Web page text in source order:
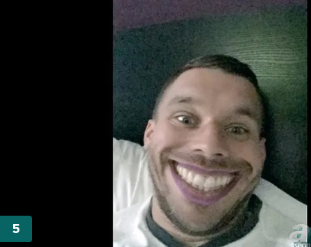
kullanılmaktadır. Bu çerezler vasıtasıyla çeşitli kişisel
verileriniz işlenmekte olup gerekli olan çerezler bilgi
toplumu hizmetlerinin sunulması amacıyla
kullanılmaktadır. Diğer çerezler, sitemizin daha işlevsel
kılınması ve kişiselleştirilmesi ve sizlere yönelik
reklam/pazarlama faaliyetlerinin yapılması, amaçlarıyla
sınırlı olarak açık rızanız dahilinde kullanılacaktır.
Çerezlere ilişkin tercihlerinizi aşağıda yer alan panel
vasıtasıyla belirleyebilirsiniz. Çerezlere ilişkin detaylı bilgi
için Ayarlar butonuna tıklayabilir,Çerez Bilgilendirme
ziyaret edebilirsiniz.
6698 sayılı Kişisel Verilerin Korunması Kanunu uyarınca
hazırlanmış Aydınlatma Metnimizi okumak ve sitemizde